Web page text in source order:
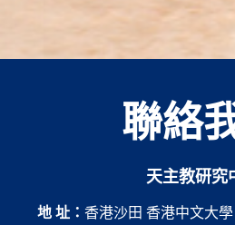
聯絡
天主教研究
地 址： 香港沙田 香港中文大